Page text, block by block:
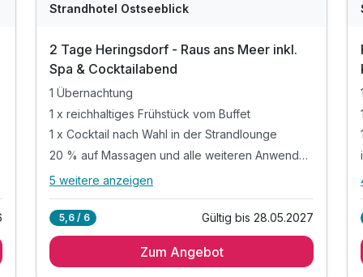
Strandhotel Ostseeblick
2 Tage Heringsdorf - Raus ans Meer inkl.
Spa & Cocktailabend
1 Übernachtung
1 x reichhaltiges Frühstück vom Buffet
1 x Cocktail nach Wahl in der Strandlounge
20 % auf Massagen und alle weiteren Anwendungen*
Alle Inklusivleistungen
1 x reichhaltiges Frühstück vom Buffet
5 weitere anzeigen
5,6 / 6 Gültig bis 28.05.2027
Zum Angebot